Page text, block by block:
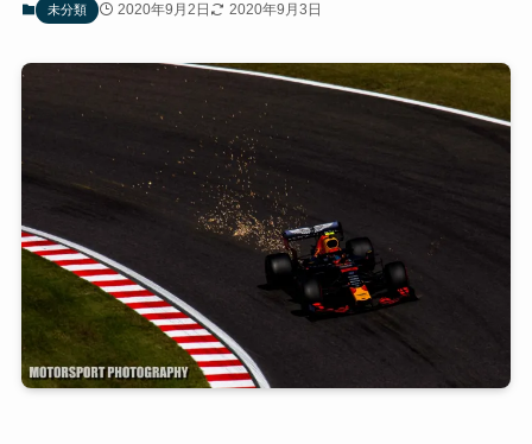
未分類 2020年9月2日 2020年9月3日